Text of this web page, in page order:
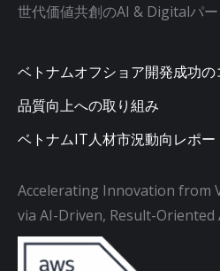
世代価値共創のAI & Digitalパー
ベトナムオフショア開発成功の
品質向上への取り組み
ベトナムIT人材市況動向レポー
Accelerating Innovation from
via AI-Driven, Result-Oriented